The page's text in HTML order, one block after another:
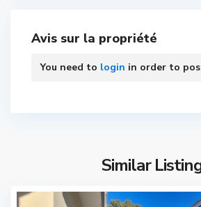
Avis sur la propriété
You need to login in order to
Similar